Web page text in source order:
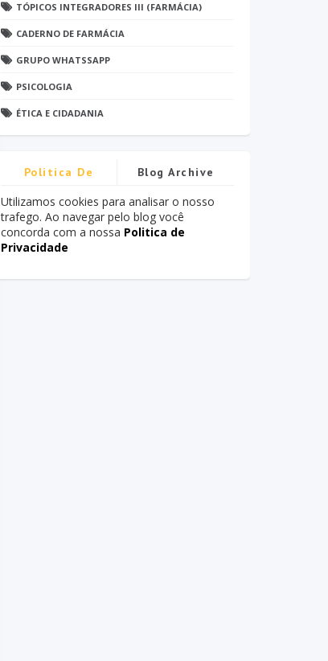
TÓPICOS INTEGRADORES III (FARMÁCIA)
CADERNO DE FARMÁCIA
GRUPO WHATSSAPP
PSICOLOGIA
ÉTICA E CIDADANIA
Politica De
Privacidade
Blog Archive
Utilizamos cookies para analisar o nosso
trafego. Ao navegar pelo blog você
concorda com a nossa Politica de
Privacidade